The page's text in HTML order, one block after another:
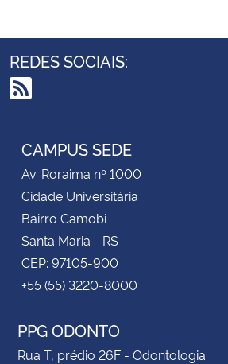
REDES SOCIAIS:
RSS
CAMPUS SEDE
Av. Roraima nº 1000
Cidade Universitária
Bairro Camobi
Santa Maria - RS
CEP: 97105-900
+55 (55) 3220-8000
PPG ODONTO
Rua T, prédio 26F - Odontologia